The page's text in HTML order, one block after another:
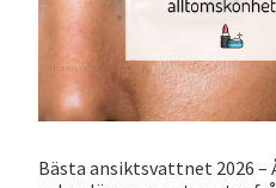
Bästa ansiktsvattnet 2026 –